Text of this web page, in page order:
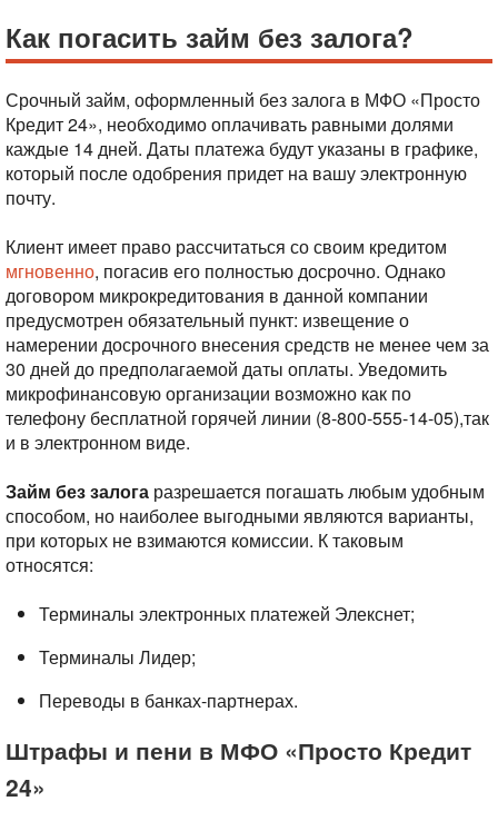
Как погасить займ без залога?
Срочный займ, оформленный без залога в МФО «Просто
Кредит 24», необходимо оплачивать равными долями
каждые 14 дней. Даты платежа будут указаны в графике,
который после одобрения придет на вашу электронную
почту.
Клиент имеет право рассчитаться со своим кредитом
мгновенно, погасив его полностью досрочно. Однако
договором микрокредитования в данной компании
предусмотрен обязательный пункт: извещение о
намерении досрочного внесения средств не менее чем за
30 дней до предполагаемой даты оплаты. Уведомить
микрофинансовую организации возможно как по
телефону бесплатной горячей линии (8-800-555-14-05),так
и в электронном виде.
Займ без залога разрешается погашать любым удобным
способом, но наиболее выгодными являются варианты,
при которых не взимаются комиссии. К таковым
относятся:
Терминалы электронных платежей Элекснет;
Терминалы Лидер;
Переводы в банках-партнерах.
Штрафы и пени в МФО «Просто Кредит
24»